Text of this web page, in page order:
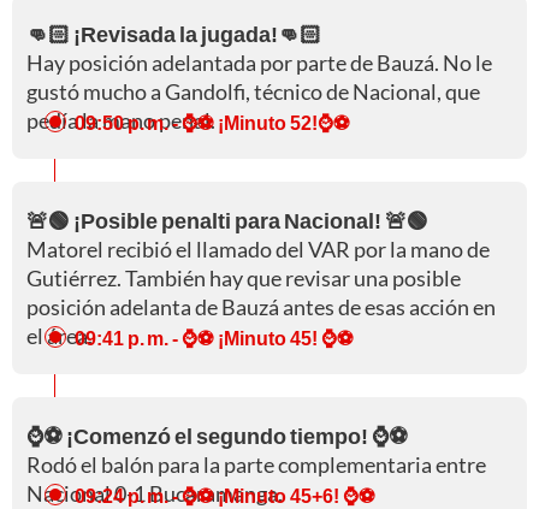
👊🏻 ¡Revisada la jugada!👊🏻
Hay posición adelantada por parte de Bauzá. No le
gustó mucho a Gandolfi, técnico de Nacional, que
pedía la mano penal.
09:50 p. m.- ⌚⚽ ¡Minuto 52!⌚⚽
🚨🟢 ¡Posible penalti para Nacional! 🚨🟢
Matorel recibió el llamado del VAR por la mano de
Gutiérrez. También hay que revisar una posible
posición adelanta de Bauzá antes de esas acción en
el área.09:41 p. m.- ⌚⚽ ¡Minuto 45! ⌚⚽
⌚⚽ ¡Comenzó el segundo tiempo! ⌚⚽
Rodó el balón para la parte complementaria entre
Nacional 0-1 Bucaramanga.
09:24 p. m.- ⌚⚽ ¡Minuto 45+6! ⌚⚽